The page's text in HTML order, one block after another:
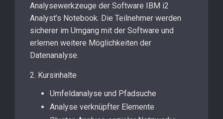
Analysewerkzeuge der Software IBM i2
Analyst’s Notebook. Die Teilnehmer werden
sicherer im Umgang mit der Software und
erlernen weitere Möglichkeiten der
Datenanalyse.
2. Kursinhalte
Umfeldanalyse und Pfadsuche
Analyse verknüpfter Elemente